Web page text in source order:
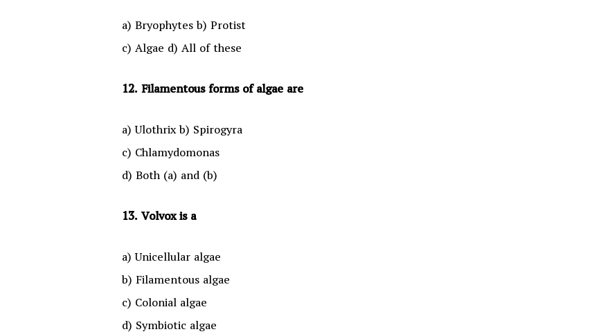
a) Bryophytes b) Protist
c) Algae d) All of these
12. Filamentous forms of algae are
a) Ulothrix b) Spirogyra
c) Chlamydomonas
d) Both (a) and (b)
13. Volvox is a
a) Unicellular algae
b) Filamentous algae
c) Colonial algae
d) Symbiotic algae